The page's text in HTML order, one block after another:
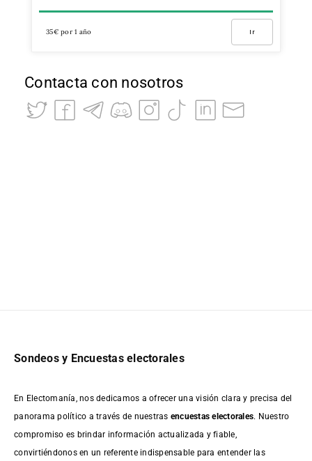
35€ por 1 año Ir
Contacta con nosotros
Sondeos y Encuestas electorales
En Electomanía, nos dedicamos a ofrecer una visión clara y precisa del
panorama político a través de nuestras encuestas electorales. Nuestro
compromiso es brindar información actualizada y fiable,
convirtiéndonos en un referente indispensable para entender las